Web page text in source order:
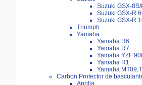
Suzuki GSX-
Suzuki GSX-R
Suzuki GSX-R
Triumph
Yamaha
Yamaha R6
Yamaha R7
Yamaha YZF
Yamaha R1
Yamaha
Carbon Protector de
Aprilia